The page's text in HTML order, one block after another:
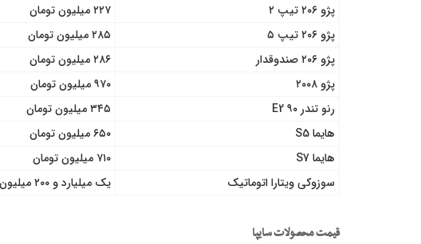
پژو ۲۰۶ تیپ ۲
۲۲۷ میلیون تومان
پژو ۲۰۶ تیپ ۵
۲۸۵ میلیون تومان
پژو ۲۰۶ صندوقدار
۲۸۶ میلیون تومان
پژو ۲۰۰۸
۹۷۰ میلیون تومان
رنو تندر ۹۰ E2
۳۴۵ میلیون تومان
هایما S5
۶۵۰ میلیون تومان
هایما S7
۷۱۰ میلیون تومان
سوزوکی ویتارا اتوماتیک
یک میلیارد و ۲۰۰ میلیون تومان
قیمت محصولات سایپا